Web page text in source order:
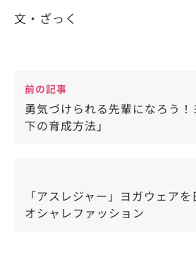
文・ざっく
前の記事
勇気づけられる先輩になろう
下の育成方法」
「アスレジャー」ヨガウェア
オシャレファッション